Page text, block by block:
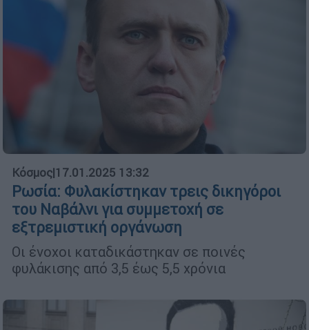
Κόσμος|17.01.2025 13:32
Ρωσία: Φυλακίστηκαν τρεις δικηγόροι
του Ναβάλνι για συμμετοχή σε
εξτρεμιστική οργάνωση
Οι ένοχοι καταδικάστηκαν σε ποινές
φυλάκισης από 3,5 έως 5,5 χρόνια